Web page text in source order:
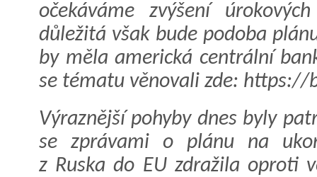
očekáváme zvýšení
důležitá však bude podoba
by měla americká centrální
se tématu věnovali zde: https://
Výraznější pohyby dnes byly
se zprávami o plánu na
z Ruska do EU zdražila oproti